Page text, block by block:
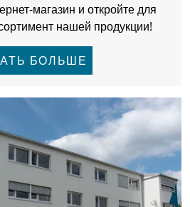
магазин и откройте для
нашей продукции!
БОЛЬШЕ